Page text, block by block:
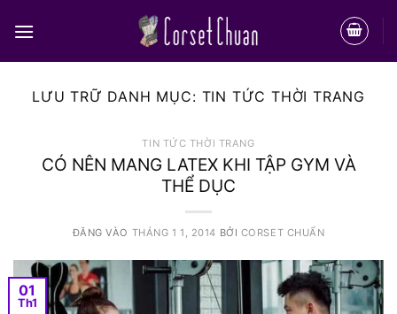
qua
LƯU TRỮ DANH MỤC: TIN TỨC THỜI TRANG
TIN TỨC THỜI TRANG
CÓ NÊN MANG LATEX KHI TẬP GYM VÀ
THỂ DỤC
ĐĂNG VÀO THÁNG 1 1, 2014 BỞI CORSET CHUẨN
01
Th1